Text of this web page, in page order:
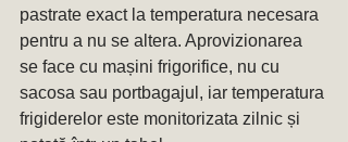
pastrate exact la temperatura necesara
pentru a nu se altera. Aprovizionarea
se face cu mașini frigorifice, nu cu
sacosa sau portbagajul, iar temperatura
frigiderelor este monitorizata zilnic și